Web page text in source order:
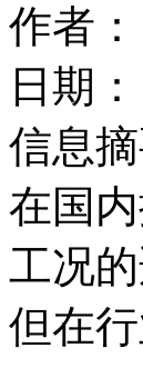
作者
日期
信息摘
在国
工况
但在